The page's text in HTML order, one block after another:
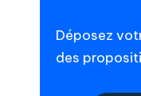
Déposez
des